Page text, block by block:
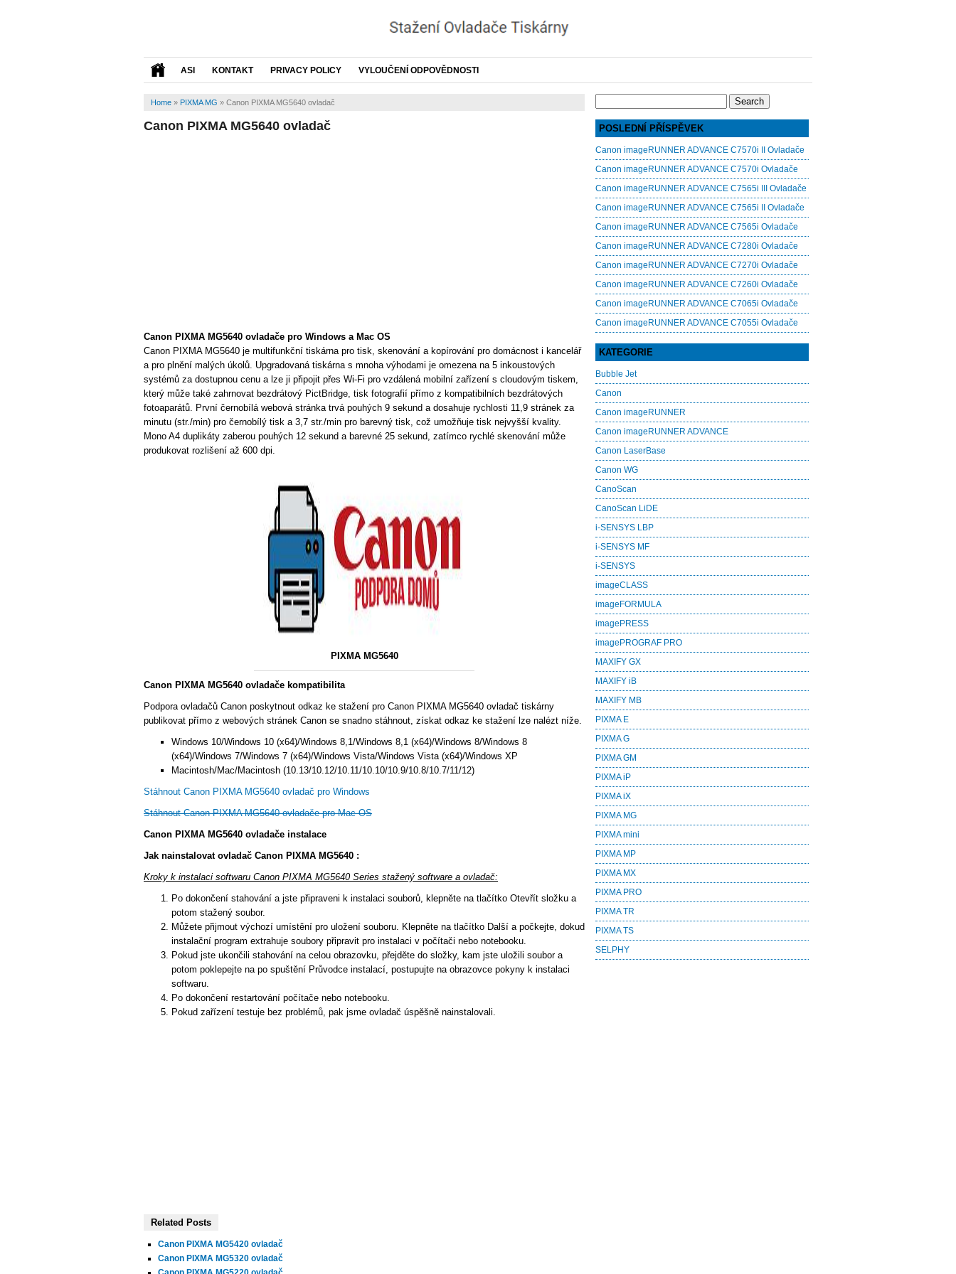
ASI KONTAKT PRIVACY POLICY VYLOUČENÍ ODPOVĚDNOSTI
Home » PIXMA MG » Canon PIXMA MG5640 ovladač
Canon PIXMA MG5640 ovladač
Canon PIXMA MG5640 ovladače pro Windows a Mac OS
Canon PIXMA MG5640 je multifunkční tiskárna pro tisk, skenování a kopírování pro domácnost i kancelář
a pro plnění malých úkolů. Upgradovaná tiskárna s mnoha výhodami je omezena na 5 inkoustových
systémů za dostupnou cenu a lze ji připojit přes Wi-Fi pro vzdálená mobilní zařízení s cloudovým tiskem,
který může také zahrnovat bezdrátový PictBridge, tisk fotografií přímo z kompatibilních bezdrátových
fotoaparátů. První černobílá webová stránka trvá pouhých 9 sekund a dosahuje rychlosti 11,9 stránek za
minutu (str./min) pro černobílý tisk a 3,7 str./min pro barevný tisk, což umožňuje tisk nejvyšší kvality.
Mono A4 duplikáty zaberou pouhých 12 sekund a barevné 25 sekund, zatímco rychlé skenování může
produkovat rozlišení až 600 dpi.
PIXMA MG5640
Canon PIXMA MG5640 ovladače kompatibilita
Podpora ovladačů Canon poskytnout odkaz ke stažení pro Canon PIXMA MG5640 ovladač tiskárny
publikovat přímo z webových stránek Canon se snadno stáhnout, získat odkaz ke stažení lze nalézt níže.
Windows 10/Windows 10 (x64)/Windows 8,1/Windows 8,1 (x64)/Windows 8/Windows 8
(x64)/Windows 7/Windows 7 (x64)/Windows Vista/Windows Vista (x64)/Windows XP
Macintosh/Mac/Macintosh (10.13/10.12/10.11/10.10/10.9/10.8/10.7/11/12)
Stáhnout Canon PIXMA MG5640 ovladač pro Windows
Stáhnout Canon PIXMA MG5640 ovladače pro Mac OS
Canon PIXMA MG5640 ovladače instalace
Jak nainstalovat ovladač Canon PIXMA MG5640 :
Kroky k instalaci softwaru Canon PIXMA MG5640 Series stažený software a ovladač:
Po dokončení stahování a jste připraveni k instalaci souborů, klepněte na tlačítko Otevřít složku a
potom stažený soubor.
Můžete přijmout výchozí umístění pro uložení souboru. Klepněte na tlačítko Další a počkejte, dokud
instalační program extrahuje soubory připravit pro instalaci v počítači nebo notebooku.
Pokud jste ukončili stahování na celou obrazovku, přejděte do složky, kam jste uložili soubor a
potom poklepejte na po spuštění Průvodce instalací, postupujte na obrazovce pokyny k instalaci
softwaru.
Po dokončení restartování počítače nebo notebooku.
Pokud zařízení testuje bez problémů, pak jsme ovladač úspěšně nainstalovali.
Related Posts
Canon PIXMA MG5420 ovladač
Canon PIXMA MG5320 ovladač
POSLEDNÍ PŘÍSPĚVEK
Canon imageRUNNER ADVANCE C7570i II Ovladače
Canon imageRUNNER ADVANCE C7570i Ovladače
Canon imageRUNNER ADVANCE C7565i III Ovladače
Canon imageRUNNER ADVANCE C7565i II Ovladače
Canon imageRUNNER ADVANCE C7565i Ovladače
Canon imageRUNNER ADVANCE C7280i Ovladače
Canon imageRUNNER ADVANCE C7270i Ovladače
Canon imageRUNNER ADVANCE C7260i Ovladače
Canon imageRUNNER ADVANCE C7065i Ovladače
Canon imageRUNNER ADVANCE C7055i Ovladače
KATEGORIE
Bubble Jet
Canon
Canon imageRUNNER
Canon imageRUNNER ADVANCE
Canon LaserBase
Canon WG
CanoScan
CanoScan LiDE
i-SENSYS LBP
i-SENSYS MF
i‑SENSYS
imageCLASS
imageFORMULA
imagePRESS
imagePROGRAF PRO
MAXIFY GX
MAXIFY iB
MAXIFY MB
PIXMA E
PIXMA G
PIXMA GM
PIXMA iP
PIXMA iX
PIXMA MG
PIXMA mini
PIXMA MP
PIXMA MX
PIXMA PRO
PIXMA TR
PIXMA TS
SELPHY